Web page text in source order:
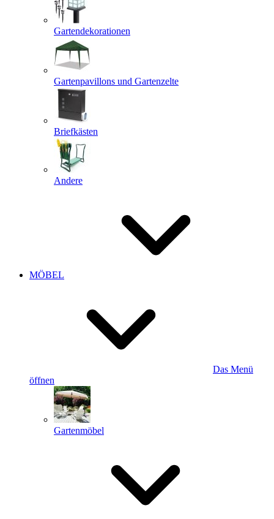
Gartendekorationen
Gartenpavillons und Gartenzelte
Briefkästen
Andere
MÖBEL
Das Menü
öffnen
Gartenmöbel